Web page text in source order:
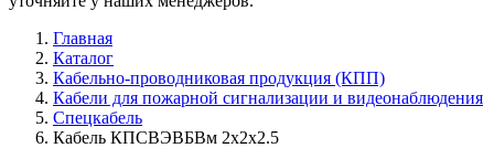
Главная
Каталог
Кабельно-проводниковая продукция (КПП)
Кабели для пожарной сигнализации и видеонаблюдения
Спецкабель
Кабель КПСВЭВБВм 2х2х2.5